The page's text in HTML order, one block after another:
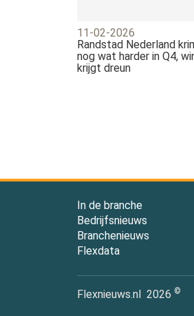
11-02-2026
Randstad Nederland
nog wat harder in Q4,
krijgt dreun
In de branche
Bedrijfsnieuws
Branchenieuws
Flexdata
Flexnieuws.nl 2026 ©